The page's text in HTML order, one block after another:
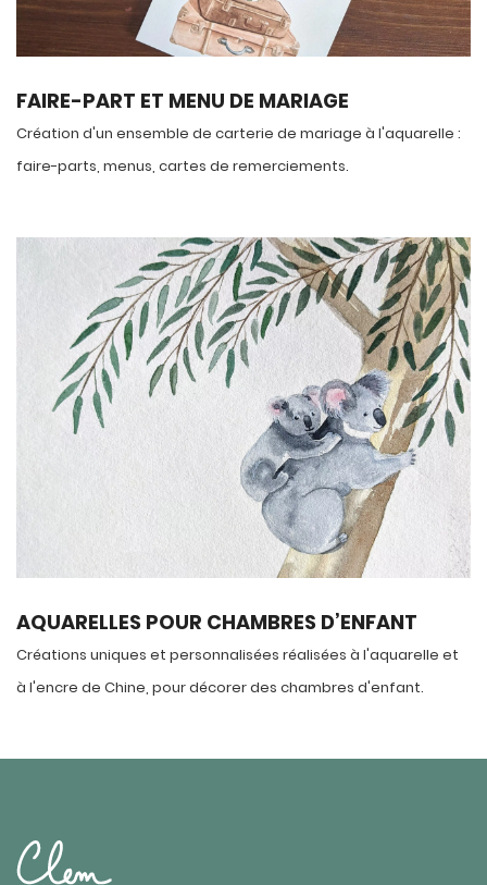
FAIRE-PART ET MENU DE MARIAGE
Création d'un ensemble de carterie de mariage à l'aquarelle :
faire-parts, menus, cartes de remerciements.
AQUARELLES POUR CHAMBRES D’ENFANT
Créations uniques et personnalisées réalisées à l'aquarelle et
à l'encre de Chine, pour décorer des chambres d'enfant.